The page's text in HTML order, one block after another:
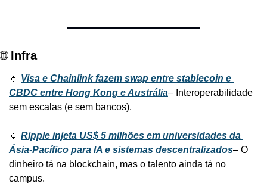
🌐 Infra
🔹 Visa e Chainlink fazem swap entre stablecoin e
CBDC entre Hong Kong e Austrália– Interoperabilidade
sem escalas (e sem bancos).
🔹 Ripple injeta US$ 5 milhões em universidades da
Ásia-Pacífico para IA e sistemas descentralizados– O
dinheiro tá na blockchain, mas o talento ainda tá no
campus.